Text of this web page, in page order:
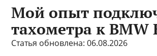
Мой опыт
тахометра к BMW
Статья обновлена: 06.08.2026